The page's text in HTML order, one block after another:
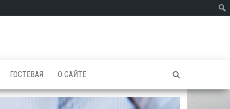
ГОСТЕВАЯ О САЙТЕ